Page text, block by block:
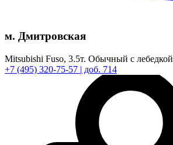
м. Дмитровская
Mitsubishi Fuso, 3.5т. Обычный с лебедкой
+7 (495) 320-75-57 | доб. 714